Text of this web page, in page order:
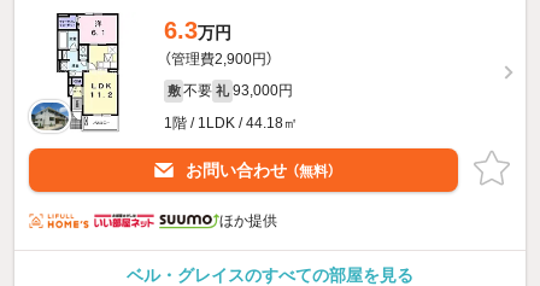
6.3万円
（管理費2,900円）
敷 不要 礼 93,000円
1階 / 1LDK / 44.18㎡
お問い合わせ （無料）
ほか提供
ベル・グレイスのすべての部屋を見る